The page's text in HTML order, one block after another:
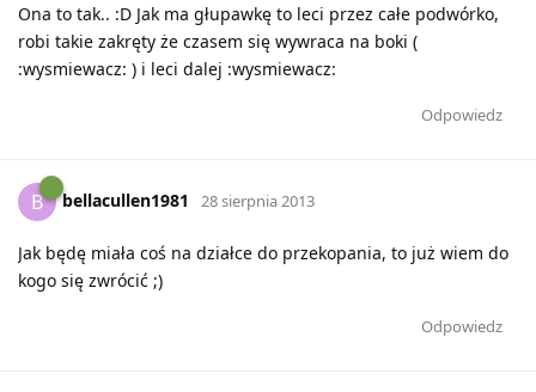
Ona to tak.. :D Jak ma głupawkę to leci przez całe podwórko,
robi takie zakręty że czasem się wywraca na boki (
:wysmiewacz: ) i leci dalej :wysmiewacz:
Odpowiedz
B bellacullen1981 28 sierpnia 2013
Jak będę miała coś na działce do przekopania, to już wiem do
kogo się zwrócić ;)
Odpowiedz